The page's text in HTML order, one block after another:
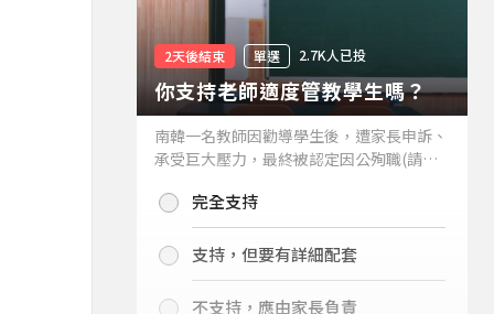
2天後結束 單選 2.7K人已投
你支持老師適度管教學生嗎？
南韓一名教師因勸導學生後，遭家長申訴、
承受巨大壓力，最終被認定因公殉職(請見
你支持老師適度管教學生嗎？
完全支持
支持，但要有詳細配套
不支持，應由家長負責